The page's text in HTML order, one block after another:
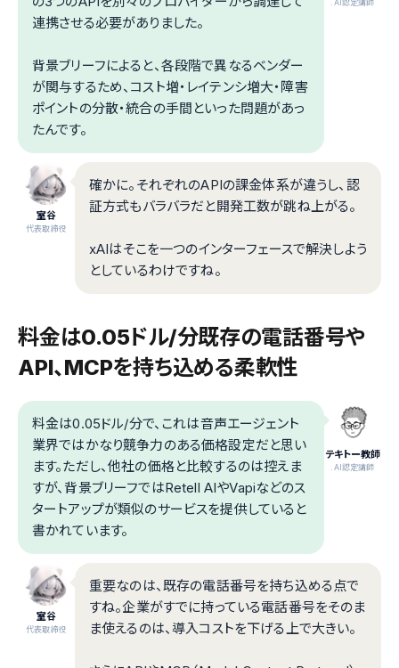
.AI認定講師
連携させる必要がありました。
背景ブリーフによると、各段階で異なるベンダー
が関与するため、コスト増・レイテンシ増大・障害
ポイントの分散・統合の手間といった問題があっ
たんです。
室谷
代表取締役
確かに。それぞれのAPIの課金体系が違うし、認
証方式もバラバラだと開発工数が跳ね上がる。
xAIはそこを一つのインターフェースで解決しよう
としているわけですね。
料金は0.05ドル/分――既存の電話番号や
API、MCPを持ち込める柔軟性
テキトー教師
.AI認定講師
料金は0.05ドル/分で、これは音声エージェント
業界ではかなり競争力のある価格設定だと思い
ます。ただし、他社の価格と比較するのは控えま
すが、背景ブリーフではRetell AIやVapiなどのス
タートアップが類似のサービスを提供していると
書かれています。
室谷
代表取締役
重要なのは、既存の電話番号を持ち込める点で
すね。企業がすでに持っている電話番号をそのま
ま使えるのは、導入コストを下げる上で大きい。